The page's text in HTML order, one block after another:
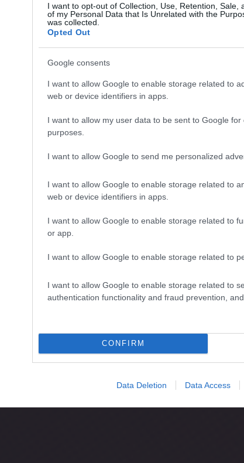
I want to opt-out of Collection, Use, Retention, Sale,
of my Personal Data that Is Unrelated with the
was collected.
Opted Out
Google consents
I want to allow Google to enable storage related to
web or device identifiers in apps.
I want to allow my user data to be sent to Google for
purposes.
I want to allow Google to send me personalized
I want to allow Google to enable storage related to
web or device identifiers in apps.
I want to allow Google to enable storage related to
or app.
I want to allow Google to enable storage related to
I want to allow Google to enable storage related to
authentication functionality and fraud prevention,
CONFIRM
Data Deletion Data Access